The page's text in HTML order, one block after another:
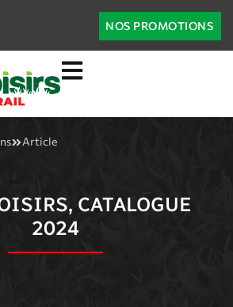
NOS PROMOTIONS
Article
CATALOGUE
2024